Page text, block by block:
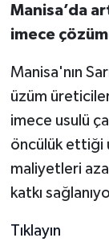
Manisa’da
imece
Manisa'nın
üzüm
imece usulü
öncülük ettiği
maliyetleri
katkı
Tıklayın